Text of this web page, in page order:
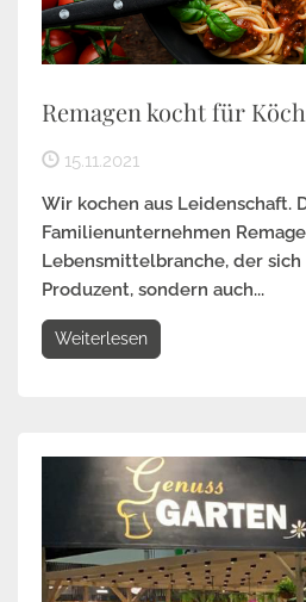
Remagen kocht für
15.11.2021
Wir kochen aus Leidenschaft.
Familienunternehmen
Lebensmittelbranche, der
Produzent, sondern auch...
Weiterlesen